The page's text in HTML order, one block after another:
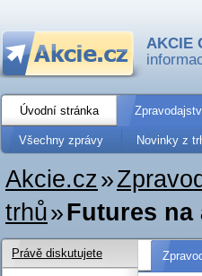
AKCIE
Úvodní stránka
Všechny zprávy Novinky z
Akcie.cz»
trhů»Futures
Právě diskutujete